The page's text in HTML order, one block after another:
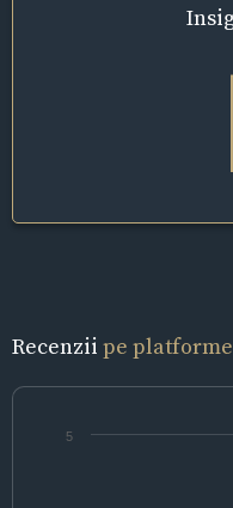
Recenzii pe platforme
5